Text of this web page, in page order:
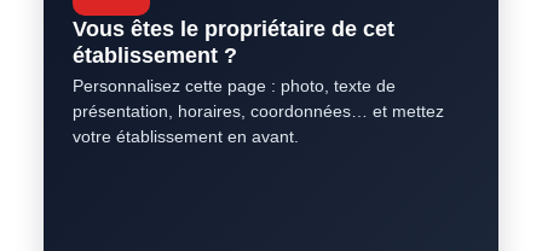
Vous êtes le propriétaire de cet
établissement ?
Personnalisez cette page : photo, texte de
présentation, horaires, coordonnées… et mettez
votre établissement en avant.